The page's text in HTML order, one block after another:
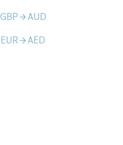
GBParrow_forwardAUD
EURarrow_forwardAED